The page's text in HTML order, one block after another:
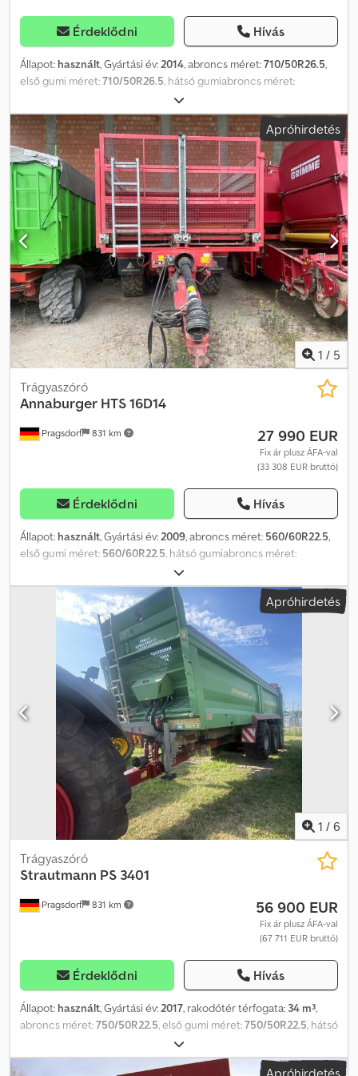
Érdeklődni Hívás
Állapot: használt, Gyártási év:2014, abroncs méret:710/50R26.5,
első gumi méret:710/50R26.5, hátsó gumiabroncs méret:
, maximális sebesség:
levegős fék, Gumiabroncsok (elöl): 710/50R26.5, gumiabroncsok
(hátul): 710/50R26.5, széles szórófej, beépített határvonal-jelölő,
kaparópadló, kormányozható tengely, tolófal, támasztóláb/kerék,
ikerkerekes tengely, központi kenés, ISOBUS_____K80 csatlakozó,
kardántengely, megengedett össztömeg: 22 tonna, mérőegység,
vonófej 2 hidraulikus csatlakozóval, központi kenés, határvonal-
jelölő, ikerkerekes tengely, ISOBUS, azonnal használatba vehető,
tárolóhely: ügyfél Dsdpfx Anozmb Ere Nokr
Apróhirdetés
1 / 5
Pragsdorf 831 km
Trágyaszóró
Annaburger HTS 16D14
27 990 EUR
Fix ár plusz ÁFA-val
(33 308 EUR bruttó)
Érdeklődni Hívás
Állapot: használt, Gyártási év: 2009, abroncs méret: 560/60R22.5,
első gumi méret: 560/60R22.5 , hátsó gumiabroncs méret:
, maximális sebesség:
levegős fék, Gumiabroncsok (elöl): 560/60R22.5, gumiabroncsok
(hátul): 560/60R22.5, széles szórófej, kaparópadló, támasztóláb / -
kerék, tandem tengely, tandem tengely, széles szórófej, K80
csatlakozás, kardántengely, 16 tonna, tárolási hely: ügyfél.
Dkodpszmb Nqofx An Nor
Apróhirdetés
1 / 6
Pragsdorf 831 km
Trágyaszóró
Strautmann PS 3401
56 900 EUR
Fix ár plusz ÁFA-val
(67 711 EUR bruttó)
Érdeklődni Hívás
Állapot: használt, Gyártási év:2017, rakodótér térfogata: 34 m³,
abroncs méret:750/50R22.5, első gumi méret:750/50R22.5, hátsó
750/50R22.5, maximális sebesség:
munkaszélesség:2 400 mm, Felszereltség:sűrített levegős fék,
Apróhirdetés